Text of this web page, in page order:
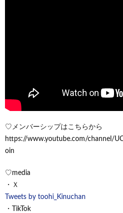
♡メンバーシップはこちらから
https://www.youtube.com/channel/
oin
♡media
・Ｘ
Tweets by toohi_Kinuchan
・TikTok